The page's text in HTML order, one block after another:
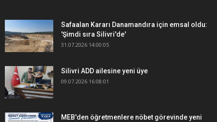
Safaalan Kararı Danamandıra için emsal oldu:
'Şimdi sıra Silivri'de'
31.07.2026 14:00:05
Silivri ADD ailesine yeni üye
09.07.2026 16:08:01
MEB'den öğretmenlere nöbet görevinde yeni